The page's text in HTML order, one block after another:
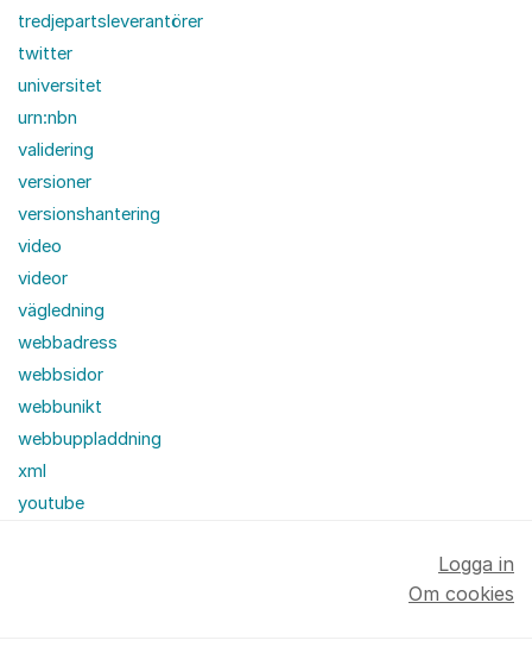
tredjepartsleverantörer
twitter
universitet
urn:nbn
validering
versioner
versionshantering
video
videor
vägledning
webbadress
webbsidor
webbunikt
webbuppladdning
xml
youtube
Logga in
Om cookies